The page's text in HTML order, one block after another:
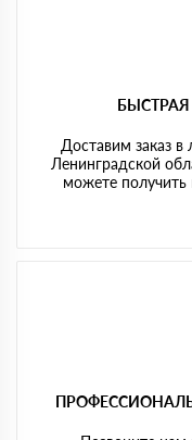
Доставим заказ
Ленинградской
можете получить